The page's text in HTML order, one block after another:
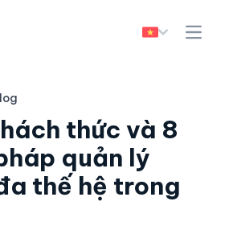
thức và 8
quản lý
thế hệ trong